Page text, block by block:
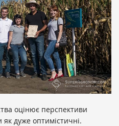
оцінює перспективи
як дуже оптимістичні.